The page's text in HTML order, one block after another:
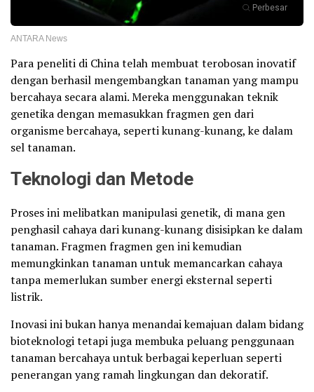
Perbesar
ANTARA News
Para peneliti di China telah membuat terobosan inovatif
dengan berhasil mengembangkan tanaman yang mampu
bercahaya secara alami. Mereka menggunakan teknik
genetika dengan memasukkan fragmen gen dari
organisme bercahaya, seperti kunang-kunang, ke dalam
sel tanaman.
Teknologi dan Metode
Proses ini melibatkan manipulasi genetik, di mana gen
penghasil cahaya dari kunang-kunang disisipkan ke dalam
tanaman. Fragmen fragmen gen ini kemudian
memungkinkan tanaman untuk memancarkan cahaya
tanpa memerlukan sumber energi eksternal seperti
listrik.
Inovasi ini bukan hanya menandai kemajuan dalam bidang
bioteknologi tetapi juga membuka peluang penggunaan
tanaman bercahaya untuk berbagai keperluan seperti
penerangan yang ramah lingkungan dan dekoratif.